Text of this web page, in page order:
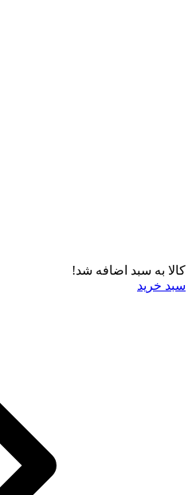
کالا به سبد اضافه شد!
سبد خرید